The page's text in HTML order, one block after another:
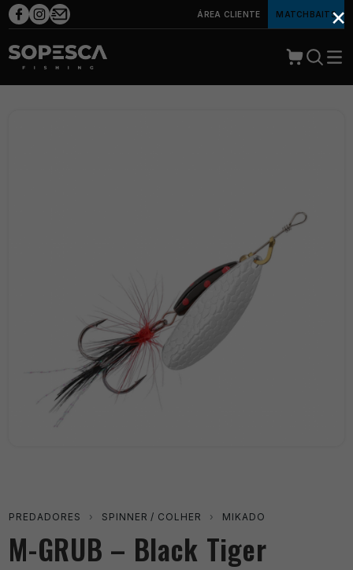
ÁREA CLIENTE MATCHBAITS
PREDADORES › SPINNER / COLHER › MIKADO
M-GRUB – Black Tiger
×